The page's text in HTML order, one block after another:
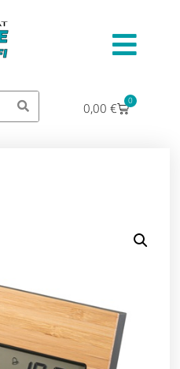
0,00 € 0